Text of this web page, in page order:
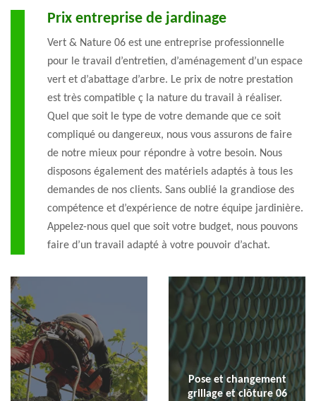
Prix entreprise de jardinage
Vert & Nature 06 est une entreprise professionnelle
pour le travail d’entretien, d’aménagement d’un espace
vert et d’abattage d’arbre. Le prix de notre prestation
est très compatible ç la nature du travail à réaliser.
Quel que soit le type de votre demande que ce soit
compliqué ou dangereux, nous vous assurons de faire
de notre mieux pour répondre à votre besoin. Nous
disposons également des matériels adaptés à tous les
demandes de nos clients. Sans oublié la grandiose des
compétence et d’expérience de notre équipe jardinière.
Appelez-nous quel que soit votre budget, nous pouvons
faire d’un travail adapté à votre pouvoir d’achat.
Pose et changement
grillage et clôture 06